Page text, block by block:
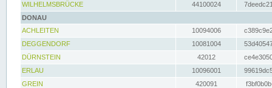
WILHELMSBRÜCKE
44100024
DONAU
ACHLEITEN
10094006
DEGGENDORF
10081004
DÜRNSTEIN
42012
ERLAU
10096001
GREIN
420091